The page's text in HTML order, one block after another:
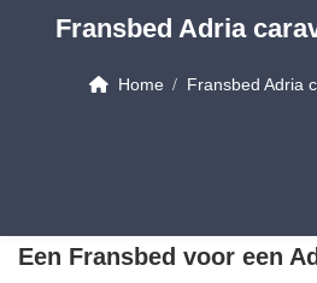
Fransbed Adria
Home Fransbed Adria
Een Fransbed voor een